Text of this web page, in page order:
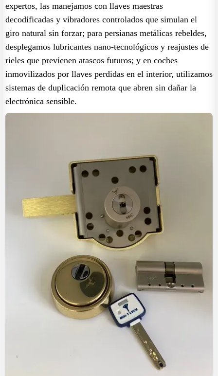
expertos, las manejamos con llaves maestras
decodificadas y vibradores controlados que simulan el
giro natural sin forzar; para persianas metálicas rebeldes,
desplegamos lubricantes nano-tecnológicos y reajustes de
rieles que previenen atascos futuros; y en coches
inmovilizados por llaves perdidas en el interior, utilizamos
sistemas de duplicación remota que abren sin dañar la
electrónica sensible.